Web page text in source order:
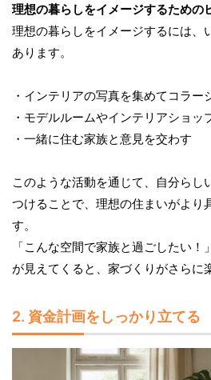
理想の暮らしをイメージするための
理想の暮らしをイメージするには、
あります。
・インテリアの写真を集めてコラー
・モデルルームやインテリアショッ
・一緒に住む家族と意見を交わす
このような活動を通じて、自分らし
つけることで、理想の住まいがより
す。
「こんな空間で家族と過ごしたい
が見えてくると、家づくりがさらに
2. 資金計画をしっかり立てる